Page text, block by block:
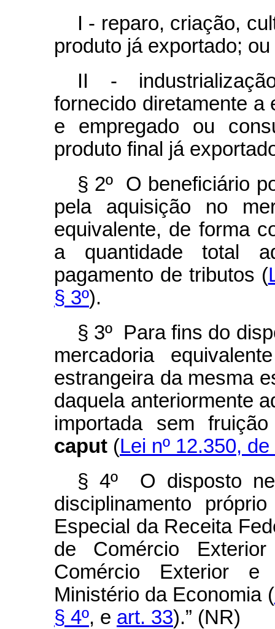
I - reparo, criação,
produto já exportado; ou
II -
fornecido diretamente a
e empregado ou
produto final já
§ 2º O beneficiário
pela aquisição no
equivalente, de forma
a quantidade total
pagamento de tributos (
§ 3º).
§ 3º Para fins do
mercadoria
estrangeira da mesma
daquela anteriormente
importada sem
caput (Lei nº 12.350,
§ 4º O disposto
disciplinamento
Especial da Receita
de Comércio
Comércio Exterior e
Ministério da Economia (
§ 4º, e art. 33).” (NR)